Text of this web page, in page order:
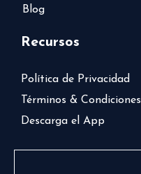
Blog
Recursos
Política de Privacidad
Términos & Condiciones
Descarga el App